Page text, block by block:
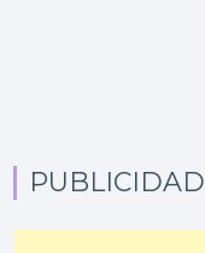
PUBLICIDAD